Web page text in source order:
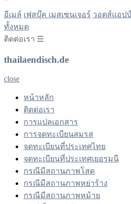
อีเมล์ เฟสบุ๊ค เมสเซนเจอร์ วอตส์แอปป์
ทั้งหมด
ติดต่อเรา ☰
thailaendisch.de
close
หน้าหลัก
ติดต่อเรา
การแปลเอกสาร
การจดทะเบียนสมรส
จดทะเบียนที่ประเทศไทย
จดทะเบียนที่ประเทศเยอรมนี
กรณีมีสถานภาพโสด
กรณีมีสถานภาพหย่าร้าง
กรณีมีสถานภาพหม้าย